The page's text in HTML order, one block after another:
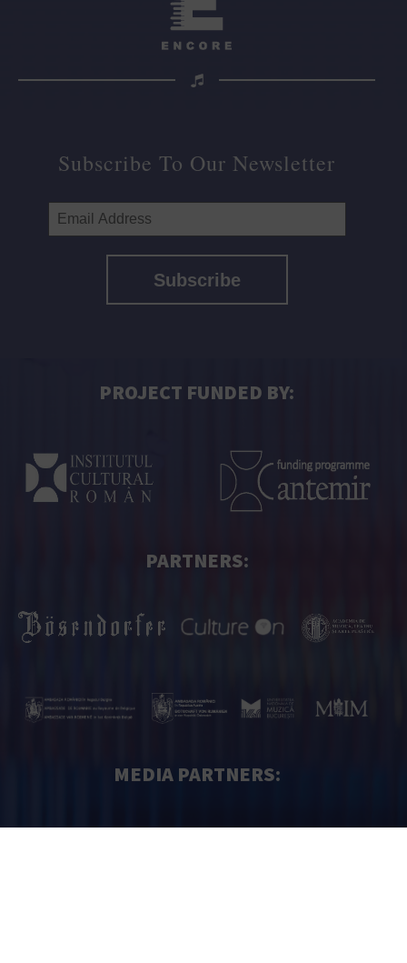
Subscribe To Our Newsletter
PROJECT FUNDED BY:
PARTNERS:
MEDIA PARTNERS: